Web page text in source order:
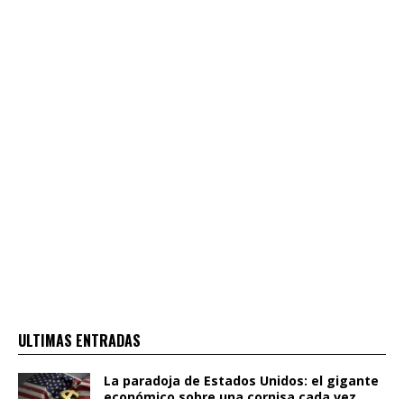
ULTIMAS ENTRADAS
La paradoja de Estados Unidos: el gigante